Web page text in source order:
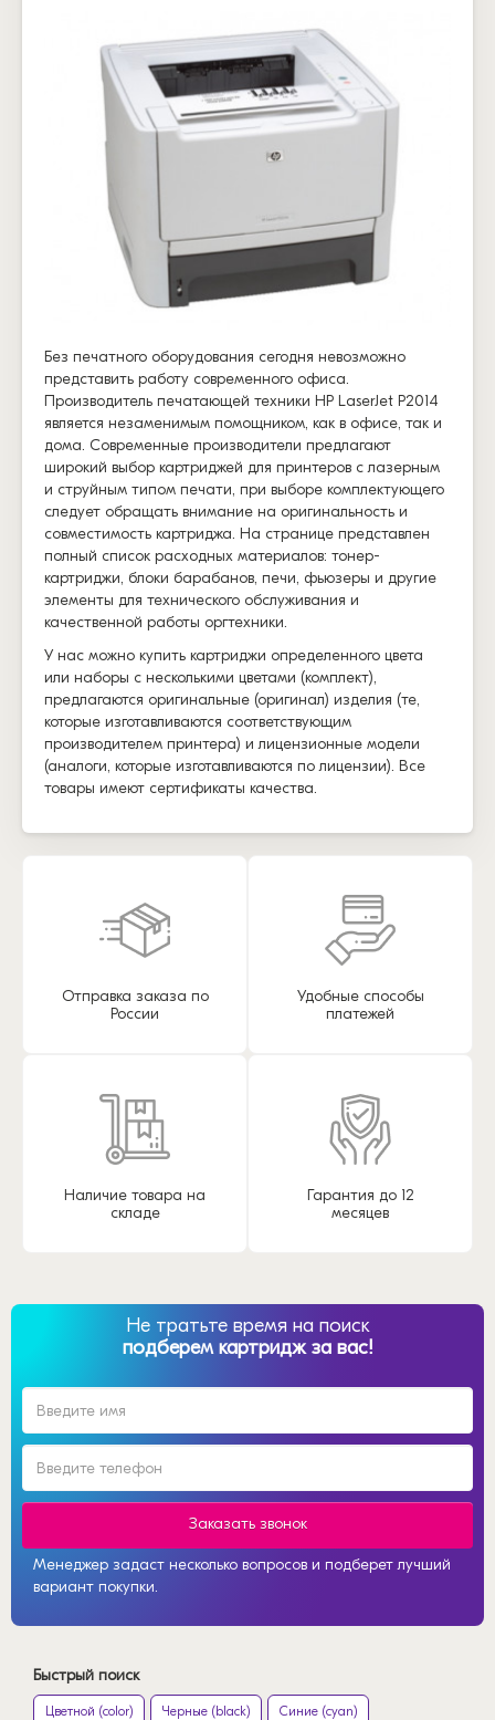
Без печатного оборудования сегодня невозможно
представить работу современного офиса.
Производитель печатающей техники HP LaserJet P2014
является незаменимым помощником, как в офисе, так и
дома. Современные производители предлагают
широкий выбор картриджей для принтеров с лазерным
и струйным типом печати, при выборе комплектующего
следует обращать внимание на оригинальность и
совместимость картриджа. На странице представлен
полный список расходных материалов: тонер-
картриджи, блоки барабанов, печи, фьюзеры и другие
элементы для технического обслуживания и
качественной работы оргтехники.
У нас можно купить картриджи определенного цвета
или наборы с несколькими цветами (комплект),
предлагаются оригинальные (оригинал) изделия (те,
которые изготавливаются соответствующим
производителем принтера) и лицензионные модели
(аналоги, которые изготавливаются по лицензии). Все
товары имеют сертификаты качества.
Отправка заказа по
России
Удобные способы
платежей
Наличие товара на
складе
Гарантия до 12
месяцев
Не тратьте время на поиск
подберем картридж за вас!
Заказать звонок
Менеджер задаст несколько вопросов и подберет лучший
вариант покупки.
Быстрый поиск
Цветной (color) Черные (black) Синие (cyan)